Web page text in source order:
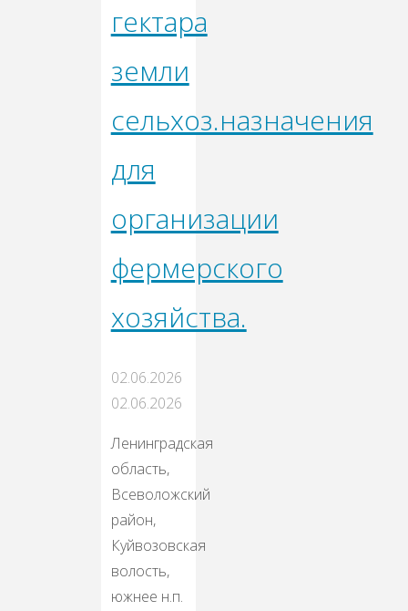
гектара
земли
сельхоз.назначения
для
организации
фepмepcкoгo
xoзяйства.
02.06.2026
02.06.2026
Ленинградская
область,
Всеволожский
район,
Куйвозовская
волость,
южнее н.п.